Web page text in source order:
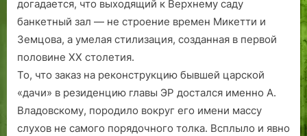
догадается, что выходящий к Верхнему саду
банкетный зал — не строение времен Микетти и
Земцова, а умелая стилизация, созданная в первой
половине ХХ столетия.
То, что заказ на реконструкцию бывшей царской
«дачи» в резиденцию главы ЭР достался именно А.
Владовскому, породило вокруг его имени массу
слухов не самого порядочного толка. Всплыло и явно